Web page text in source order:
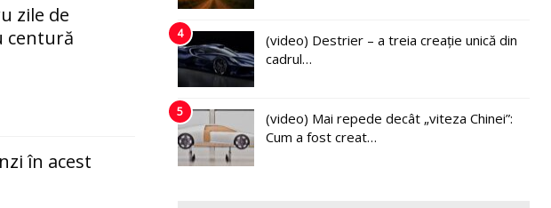
zile de
centură
în acest
4
(video) Destrier – a treia creație unică din
cadrul…
5
(video) Mai repede decât „viteza Chinei”:
Cum a fost creat…